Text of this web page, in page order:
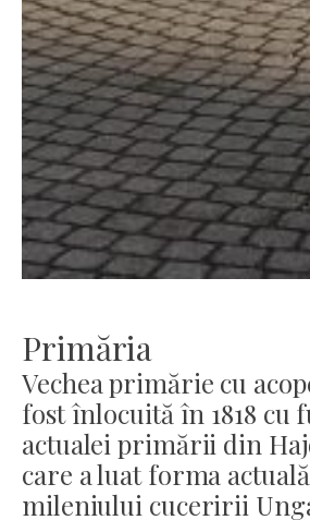
Primăria
Vechea primărie cu
fost înlocuită în 1818 cu
actualei primării din
care a luat forma
mileniului cuceririi